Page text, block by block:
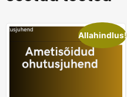
Allahindlus!